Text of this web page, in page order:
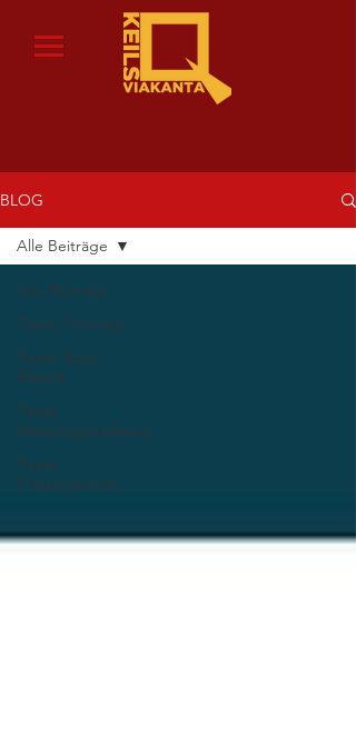
BLOG
Alle Beiträge
Tipps: Führung
Tipps: Rosa
Elefant
Tipps:
Meetinggestaltung
Tipps:
Präsentationen
Alle Beiträge